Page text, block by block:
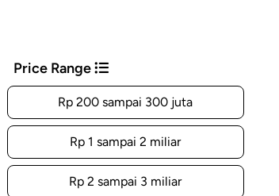
Price Range
Rp 200 sampai 300 juta
Rp 1 sampai 2 miliar
Rp 2 sampai 3 miliar